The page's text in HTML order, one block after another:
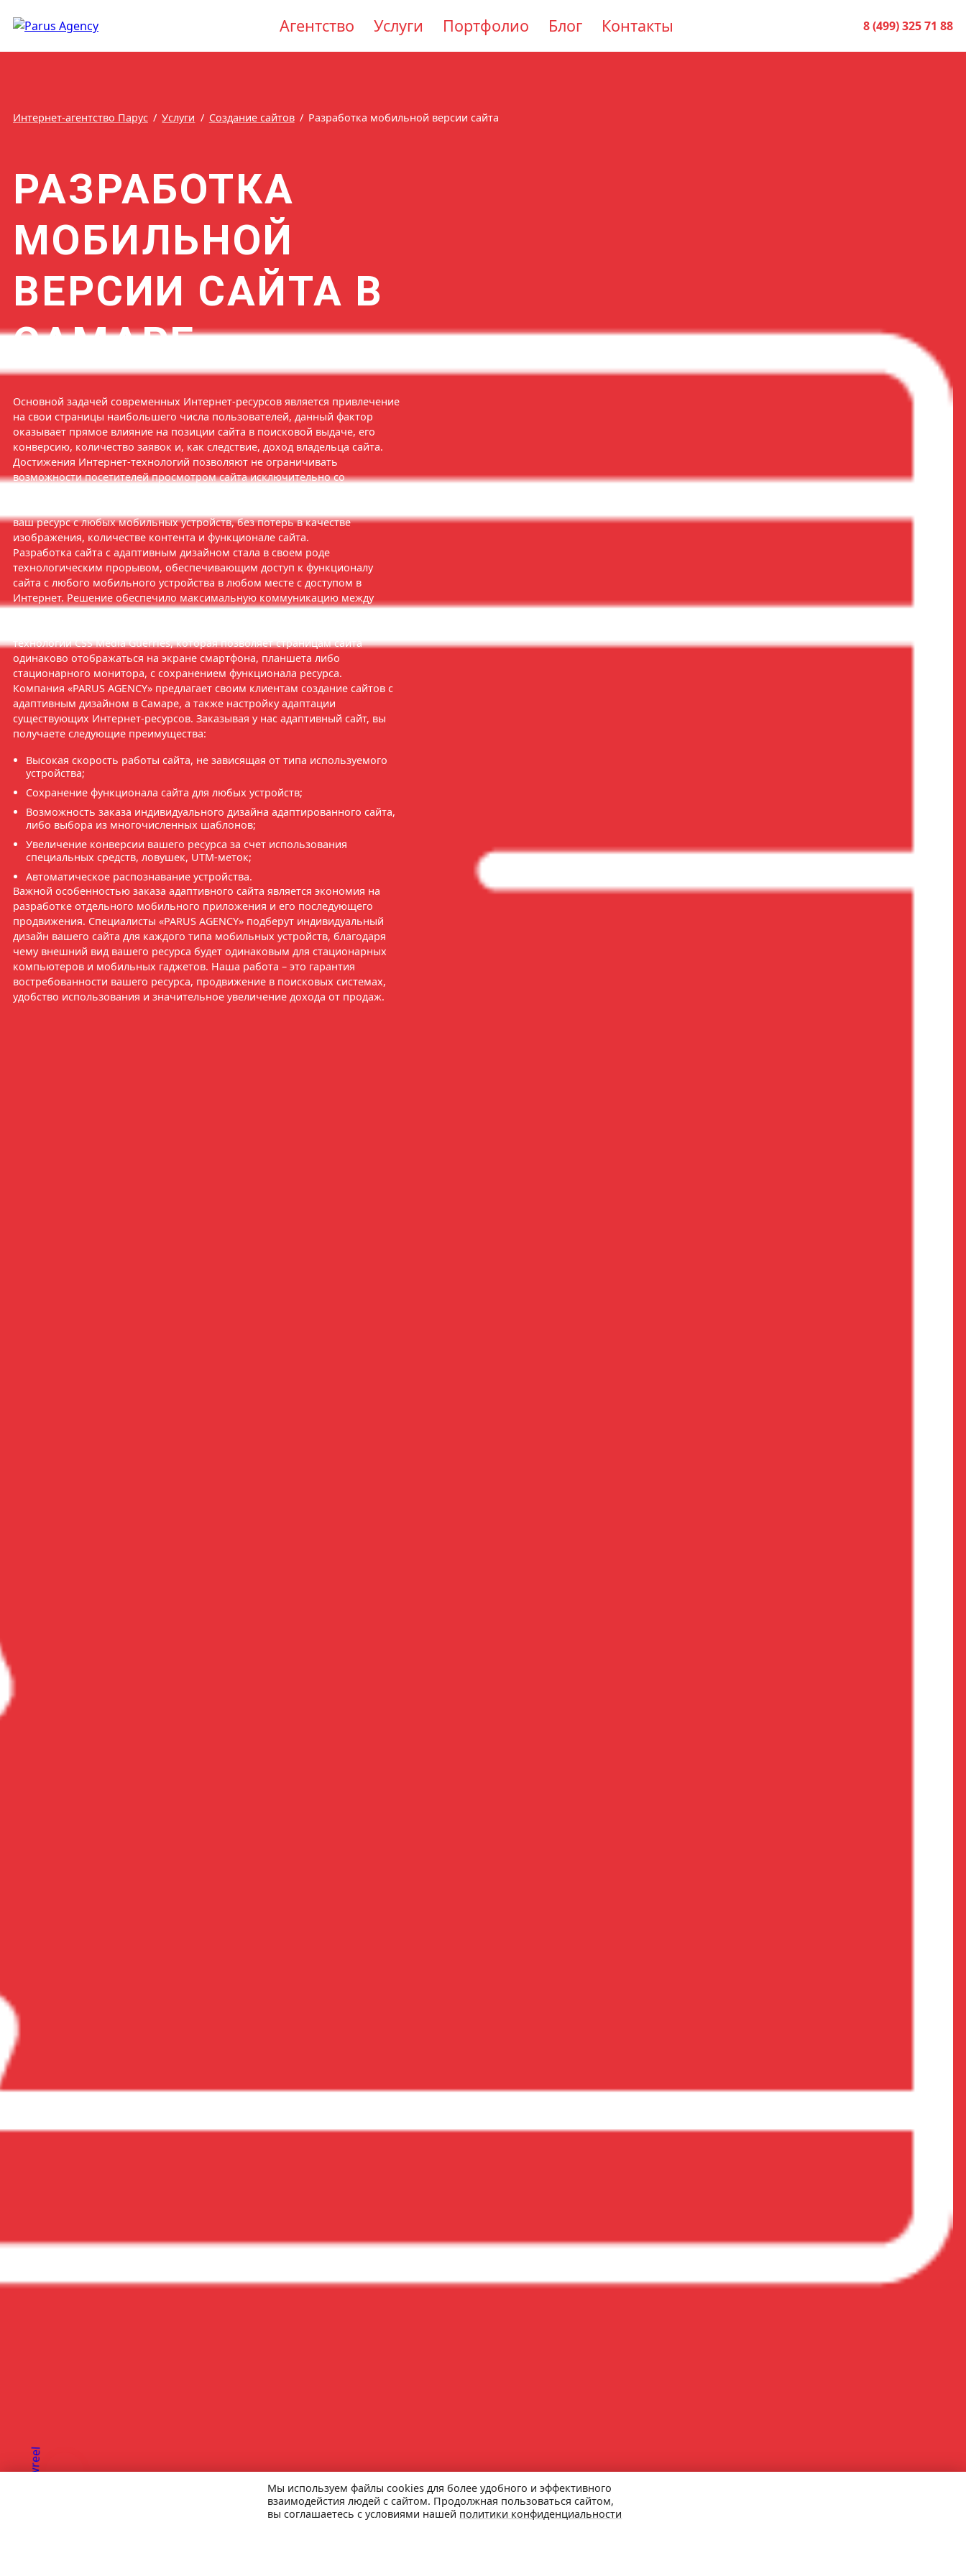
Агентство Услуги Портфолио Блог Контакты 8 (499) 325 71 88
Интернет-агентство Парус Услуги Создание сайтов Разработка мобильной версии сайта
РАЗРАБОТКА
МОБИЛЬНОЙ
ВЕРСИИ САЙТА В
САМАРЕ
Основной задачей современных Интернет-ресурсов является привлечение
на свои страницы наибольшего числа пользователей, данный фактор
оказывает прямое влияние на позиции сайта в поисковой выдаче, его
конверсию, количество заявок и, как следствие, доход владельца сайта.
Достижения Интернет-технологий позволяют не ограничивать
возможности посетителей просмотром сайта исключительно со
ваш ресурс с любых мобильных устройств, без потерь в качестве
изображения, количестве контента и функционале сайта.
Разработка сайта с адаптивным дизайном стала в своем роде
технологическим прорывом, обеспечивающим доступ к функционалу
сайта с любого мобильного устройства в любом месте с доступом в
Интернет. Решение обеспечило максимальную коммуникацию между
пользователями и функционалом Интернет-ресурса. Техническая
технологии CSS Media Guerries, которая позволяет страницам сайта
одинаково отображаться на экране смартфона, планшета либо
стационарного монитора, с сохранением функционала ресурса.
Компания «PARUS AGENCY» предлагает своим клиентам создание сайтов с
адаптивным дизайном в Самаре, а также настройку адаптации
существующих Интернет-ресурсов. Заказывая у нас адаптивный сайт, вы
получаете следующие преимущества:
Высокая скорость работы сайта, не зависящая от типа используемого
устройства;
Сохранение функционала сайта для любых устройств;
Возможность заказа индивидуального дизайна адаптированного сайта,
либо выбора из многочисленных шаблонов;
Увеличение конверсии вашего ресурса за счет использования
специальных средств, ловушек, UTM-меток;
Автоматическое распознавание устройства.
Важной особенностью заказа адаптивного сайта является экономия на
разработке отдельного мобильного приложения и его последующего
продвижения. Специалисты «PARUS AGENCY» подберут индивидуальный
дизайн вашего сайта для каждого типа мобильных устройств, благодаря
чему внешний вид вашего ресурса будет одинаковым для стационарных
компьютеров и мобильных гаджетов. Наша работа – это гарантия
востребованности вашего ресурса, продвижение в поисковых системах,
удобство использования и значительное увеличение дохода от продаж.
Мы используем файлы cookies для более удобного и эффективного
взаимодейстия людей с сайтом. Продолжная пользоваться сайтом,
вы соглашаетесь с условиями нашей политики конфиденциальности